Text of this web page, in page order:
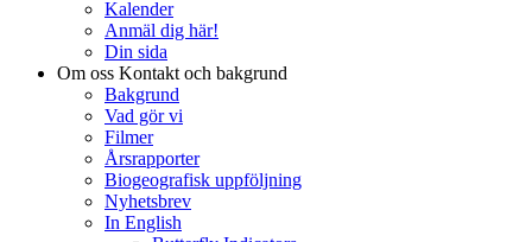
Kalender
Anmäl dig här!
Din sida
Om oss Kontakt och bakgrund
Bakgrund
Vad gör vi
Filmer
Årsrapporter
Biogeografisk uppföljning
Nyhetsbrev
In English